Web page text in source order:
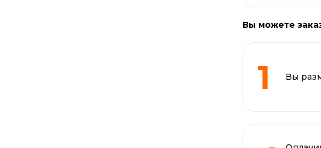
Вы можете
Вы